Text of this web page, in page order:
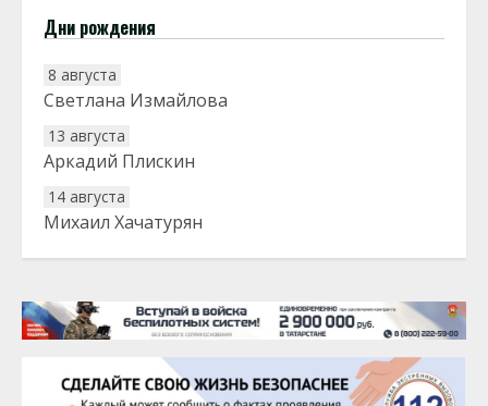
Дни рождения
8 августа
Светлана Измайлова
13 августа
Аркадий Плискин
14 августа
Михаил Хачатурян
20 августа
22 августа
Евгений Ефимов
25 августа